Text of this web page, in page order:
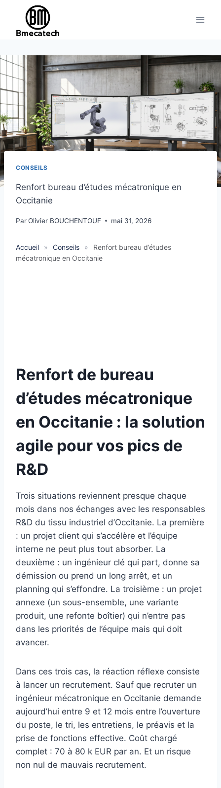
contenu
CONSEILS
Renfort bureau d’études mécatronique en
Occitanie
ParOlivier BOUCHENTOUF mai 31, 2026
Accueil » Conseils »
Renfort bureau d’études
mécatronique en Occitanie
Renfort de bureau
d’études mécatronique
en Occitanie : la solution
agile pour vos pics de
R&D
Trois situations reviennent presque chaque
mois dans nos échanges avec les responsables
R&D du tissu industriel d’Occitanie. La première
: un projet client qui s’accélère et l’équipe
interne ne peut plus tout absorber. La
deuxième : un ingénieur clé qui part, donne sa
démission ou prend un long arrêt, et un
planning qui s’effondre. La troisième : un projet
annexe (un sous-ensemble, une variante
produit, une refonte boîtier) qui n’entre pas
dans les priorités de l’équipe mais qui doit
avancer.
Dans ces trois cas, la réaction réflexe consiste
à lancer un recrutement. Sauf que recruter un
ingénieur mécatronique en Occitanie demande
aujourd’hui entre 9 et 12 mois entre l’ouverture
du poste, le tri, les entretiens, le préavis et la
prise de fonctions effective. Coût chargé
complet : 70 à 80 k EUR par an. Et un risque
non nul de mauvais recrutement.